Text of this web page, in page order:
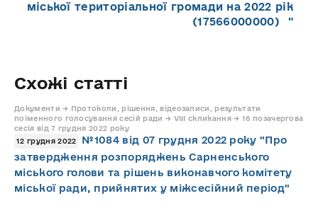
міської територіальної громади на 2022 рік
(17566000000) "
Схожі статті
Документи → Протоколи, рішення, відеозаписи, результати
поіменного голосування сесій ради → VIII скликання → 16 позачергова
сесія від 7 грудня 2022 року
12 грудня 2022
№1084 від 07 грудня 2022 року "Про
затвердження розпоряджень Сарненського
міського голови та рішень виконавчого комітету
міської ради, прийнятих у міжсесійний період"